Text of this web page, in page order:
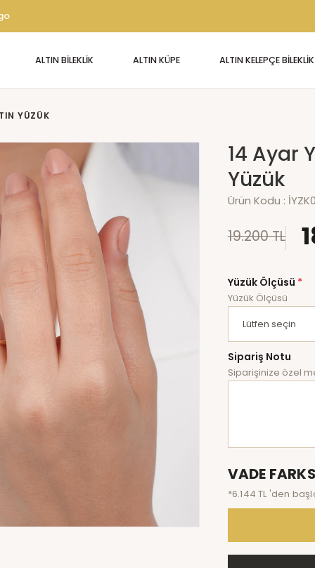
ALTIN BİLEKLİK ALTIN KÜPE ALTIN KELEPÇE BİLEKLİK
YÜZÜK
14 Ayar
Yüzük
Ürün Kodu :
19.200 TL
Yüzük Ölçüsü *
Yüzük Ölçüsü
Sipariş Notu
Siparişinize özel
VADE
*6.144 TL 'den